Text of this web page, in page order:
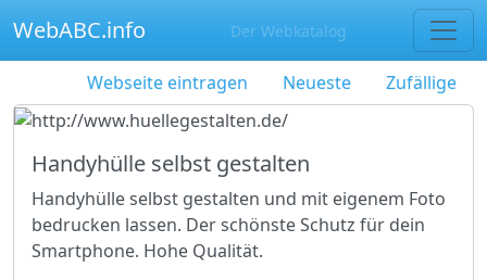
WebABC.info Der Webkatalog
Webseite eintragen Neueste Zufällige
Handyhülle selbst gestalten
Handyhülle selbst gestalten und mit eigenem Foto
bedrucken lassen. Der schönste Schutz für dein
Smartphone. Hohe Qualität.